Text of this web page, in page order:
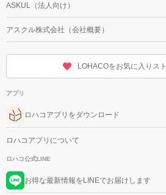
ASKUL（法人向け）
アスクル株式会社（会社概要）
LOHACOをお気に入りス
アプリ
ロハコアプリをダウンロード
ロハコアプリについて
ロハコ公式LINE
お得な最新情報をLINEでお届けします